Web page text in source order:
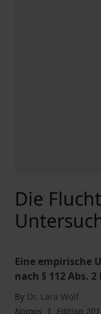
Die
Eine empirische
nach § 112 Abs. 2
By Dr. Lara Wolf
Nomos, 1. Edition